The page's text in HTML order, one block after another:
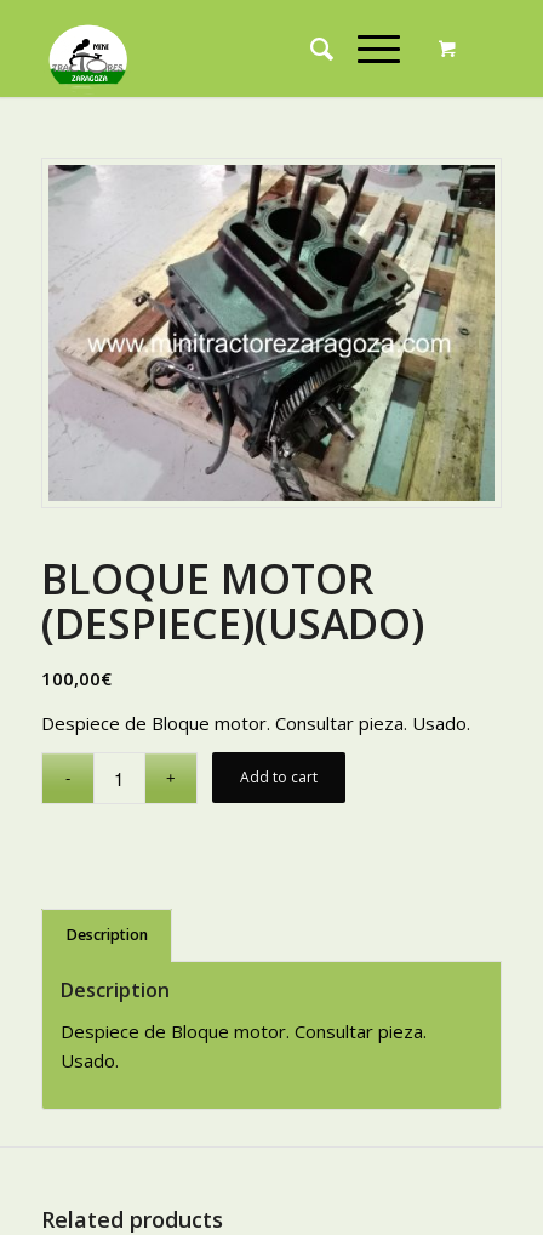
BLOQUE MOTOR
(DESPIECE)(USADO)
100,00€
Despiece de Bloque motor. Consultar pieza. Usado.
Add to cart
Description
Description
Despiece de Bloque motor. Consultar pieza.
Usado.
Related products